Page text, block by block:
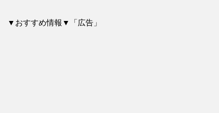
▼おすすめ情報▼「広告」